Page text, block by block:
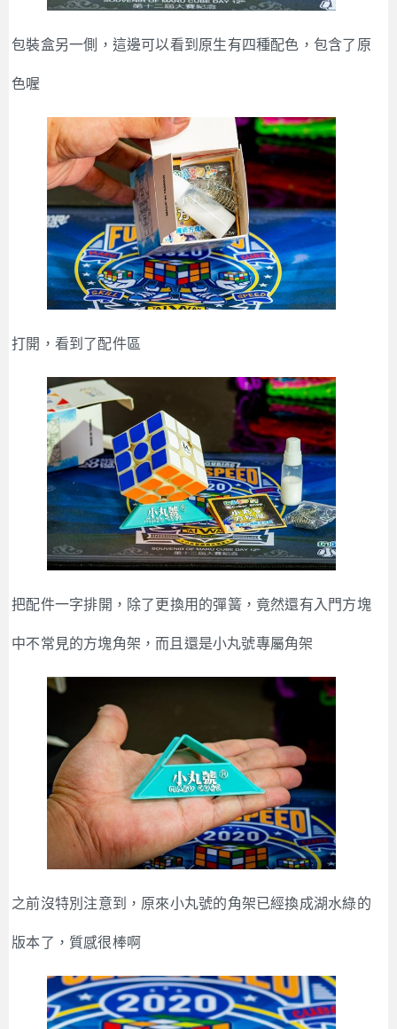
包裝盒另一側，這邊可以看到原生有四種配色，包含了原
色喔
打開，看到了配件區
把配件一字排開，除了更換用的彈簧，竟然還有入門方塊
中不常見的方塊角架，而且還是小丸號專屬角架
之前沒特別注意到，原來小丸號的角架已經換成湖水綠的
版本了，質感很棒啊